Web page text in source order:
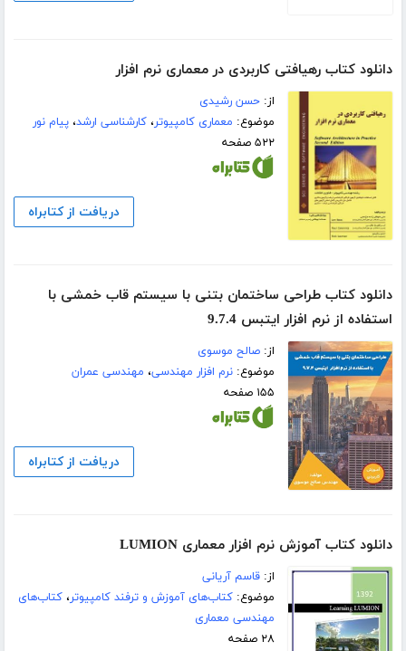
دانلود کتاب رهیافتی کاربردی در معماری نرم افزار
از:حسن رشیدی
موضوع: معماری کامپیوتر،کارشناسی ارشد،پیام نور
۵۲۲ صفحه
دریافت از کتابراه
دانلود کتاب طراحی ساختمان بتنی با سیستم قاب خمشی با
استفاده از نرم افزار ایتبس 9.7.4
از:صالح موسوی
موضوع:نرم افزار مهندسی، مهندسی عمران
۱۵۵ صفحه
دریافت از کتابراه
دانلود کتاب آموزش نرم افزار معماری LUMION
از:قاسم آریانی
موضوع:کتاب‌های آموزش و ترفند کامپیوتر،کتاب‌های
مهندسی معماری
۲۸ صفحه